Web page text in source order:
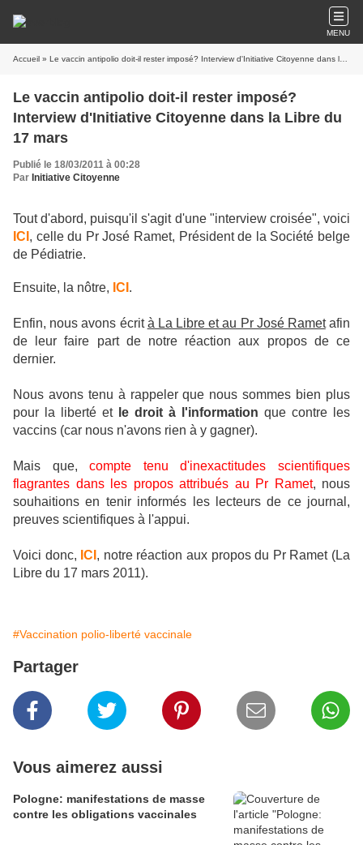
MENU
Accueil » Le vaccin antipolio doit-il rester imposé? Interview d'Initiative Citoyenne dans la Libre du 17 mars
Le vaccin antipolio doit-il rester imposé?
Interview d'Initiative Citoyenne dans la Libre du
17 mars
Publié le 18/03/2011 à 00:28
Par Initiative Citoyenne
Tout d'abord, puisqu'il s'agit d'une "interview croisée", voici
ICI , celle du Pr José Ramet, Président de la Société belge
de Pédiatrie.
Ensuite, la nôtre, ICI .
Enfin, nous avons écrità La Libre et au Pr José Rametafin
de leur faire part de notre réaction aux propos de ce
dernier.
Nous avons tenu à rappeler que nous sommes bien plus
pour la liberté et le droit à l'information que contre les
vaccins (car nous n'avons rien à y gagner).
Mais que,compte tenu d'inexactitudes scientifiques
flagrantes dans les propos attribués au Pr Ramet, nous
souhaitions en tenir informés les lecteurs de ce journal,
preuves scientifiques à l'appui.
Voici donc, ICI , notre réaction aux propos du Pr Ramet (La
Libre du 17 mars 2011).
#Vaccination polio-liberté vaccinale
Partager
Vous aimerez aussi
Pologne: manifestations de masse
contre les obligations vaccinales